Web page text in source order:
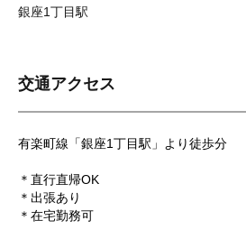
銀座1丁目駅
交通アクセス
有楽町線「銀座1丁目駅」より徒歩分
＊直行直帰OK
＊出張あり
＊在宅勤務可